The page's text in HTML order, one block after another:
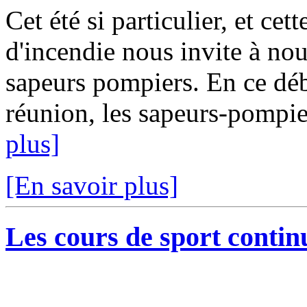
Cet été si particulier, et
d'incendie nous invite à
sapeurs pompiers. En ce
réunion, les sapeurs-
plus]
[En savoir plus]
Les cours de sport